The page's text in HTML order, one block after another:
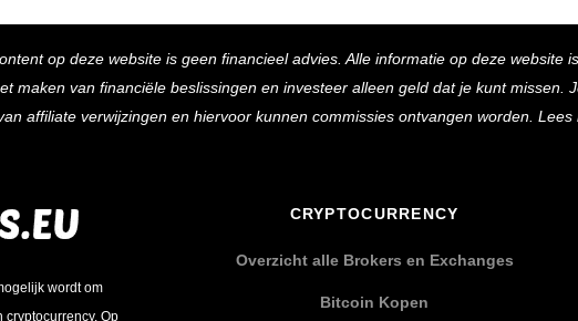
To
Top
op deze website is geen financieel advies. Alle informatie op deze website
maken van financiële beslissingen en investeer alleen geld dat je kunt missen.
affiliate verwijzingen en hiervoor kunnen commissies ontvangen worden. Lees
wordt om
Op
CRYPTOCURRENCY
Overzicht alle Brokers en Exchanges
Bitcoin Kopen